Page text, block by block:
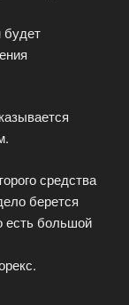
будет
средства
берется
есть большой